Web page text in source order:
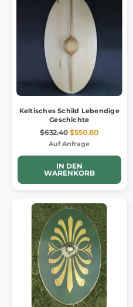
Keltisches Schild Lebendige
Geschichte
$632.40 $550.80
Auf Anfrage
IN DEN
WARENKORB